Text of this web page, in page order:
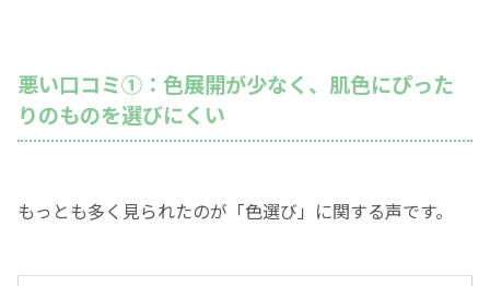
悪い口コミ①：色展開が少なく、肌色にぴった
りのものを選びにくい
もっとも多く見られたのが「色選び」に関する声です。